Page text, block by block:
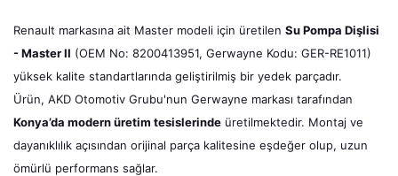
Renault markasına ait Master modeli için üretilen Su Pompa Dişlisi
- Master II (OEM No: 8200413951, Gerwayne Kodu: GER-RE1011)
yüksek kalite standartlarında geliştirilmiş bir yedek parçadır.
Ürün, AKD Otomotiv Grubu'nun Gerwayne markası tarafından
Konya’da modern üretim tesislerinde üretilmektedir. Montaj ve
dayanıklılık açısından orijinal parça kalitesine eşdeğer olup, uzun
ömürlü performans sağlar.